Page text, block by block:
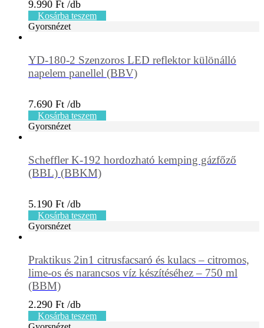
9.990 Ft
Kosárba teszem
Gyorsnézet
YD-180-2 Szenzoros LED reflektor különálló
napelem panellel (BBV)
7.690 Ft
Kosárba teszem
Gyorsnézet
Scheffler K-192 hordozható kemping gázfőző
(BBL) (BBKM)
5.190 Ft
Kosárba teszem
Gyorsnézet
Praktikus 2in1 citrusfacsaró és kulacs – citromos,
lime-os és narancsos víz készítéséhez – 750 ml
(BBM)
2.290 Ft
Kosárba teszem